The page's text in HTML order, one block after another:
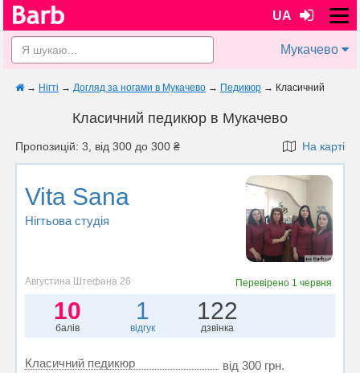
UA
Мукачево
→ Нігті → Догляд за ногами в Мукачево → Педикюр → Класичний
Класичний педикюр в Мукачево
Пропозицій: 3, від 300 до 300 ₴ На карті
Vita Sana
Нігтьова студія
Августина Штефана 26 Перевірено 1 червня
10
балів
1
відгук
122
дзвінка
Класичний педикюр від 300 грн.